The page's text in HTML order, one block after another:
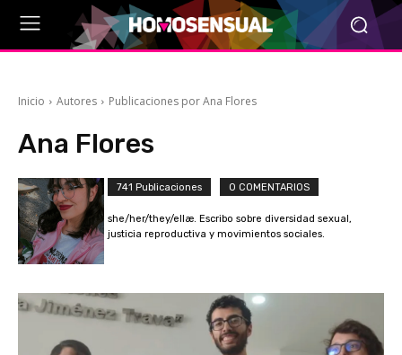
Inicio Autores Publicaciones por Ana Flores
Ana Flores
741 Publicaciones 0 COMENTARIOS
she/her/they/ellæ. Escribo sobre diversidad sexual,
justicia reproductiva y movimientos sociales.